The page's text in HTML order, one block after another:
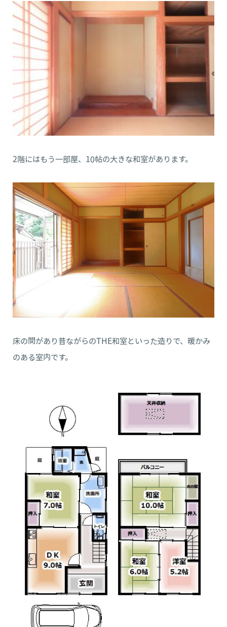
2階にはもう一部屋、10帖の大きな和室があります。
床の間があり昔ながらのTHE和室といった造りで、暖かみ
のある室内です。